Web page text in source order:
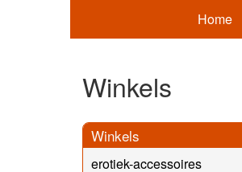
Home
Winkels
Winkels
erotiek-accessoires